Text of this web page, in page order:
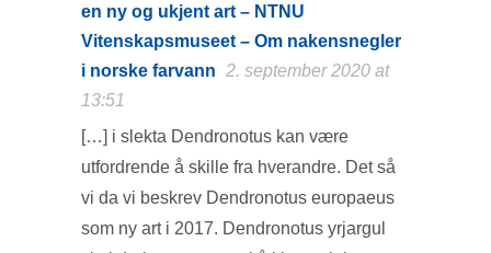
en ny og ukjent art – NTNU
Vitenskapsmuseet – Om nakensnegler
i norske farvann 2. september 2020 at
13:51
[…] i slekta Dendronotus kan være
utfordrende å skille fra hverandre. Det så
vi da vi beskrev Dendronotus europaeus
som ny art i 2017. Dendronotus yrjargul